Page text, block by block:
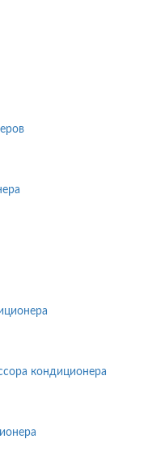
кондиционера